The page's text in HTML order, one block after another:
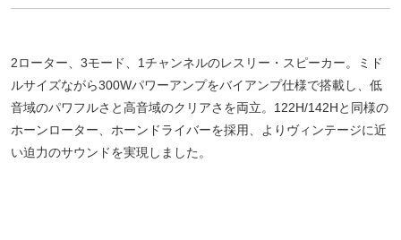
2ローター、3モード、1チャンネルのレスリー・スピーカー。
ミド
ルサイズながら300Wパワーアンプをバイアンプ仕様で搭載し、 低
音域のパワフルさと高音域のクリアさを両立。122H/142Hと同様の
ホーンローター、ホーンドライバーを採用、よりヴィンテージに近
い迫力のサウンドを実現しました。